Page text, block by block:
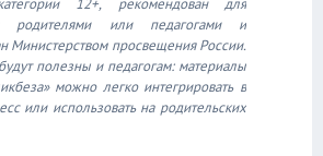
12+, рекомендован для
родителями или педагогами и
Министерством просвещения России.
полезны и педагогам: материалы
можно легко интегрировать в
или использовать на родительских